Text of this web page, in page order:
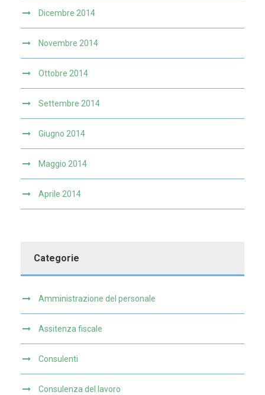
Dicembre 2014
Novembre 2014
Ottobre 2014
Settembre 2014
Giugno 2014
Maggio 2014
Aprile 2014
Categorie
Amministrazione del personale
Assitenza fiscale
Consulenti
Consulenza del lavoro